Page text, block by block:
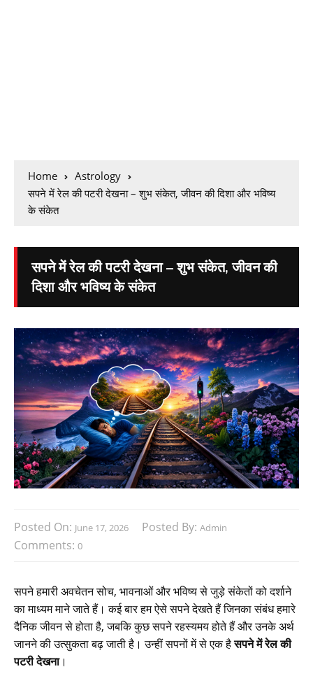
Home
Astrology
सपने में रेल की पटरी देखना – शुभ संकेत, जीवन की दिशा और भविष्य
के संकेत
सपने में रेल की पटरी देखना – शुभ संकेत, जीवन की
दिशा और भविष्य के संकेत
Posted On: June 17, 2026 Posted By: Admin
Comments: 0
सपने हमारी अवचेतन सोच, भावनाओं और भविष्य से जुड़े संकेतों को दर्शाने
का माध्यम माने जाते हैं। कई बार हम ऐसे सपने देखते हैं जिनका संबंध हमारे
दैनिक जीवन से होता है, जबकि कुछ सपने रहस्यमय होते हैं और उनके अर्थ
जानने की उत्सुकता बढ़ जाती है। उन्हीं सपनों में से एक हैसपने में रेल की
पटरी देखना।